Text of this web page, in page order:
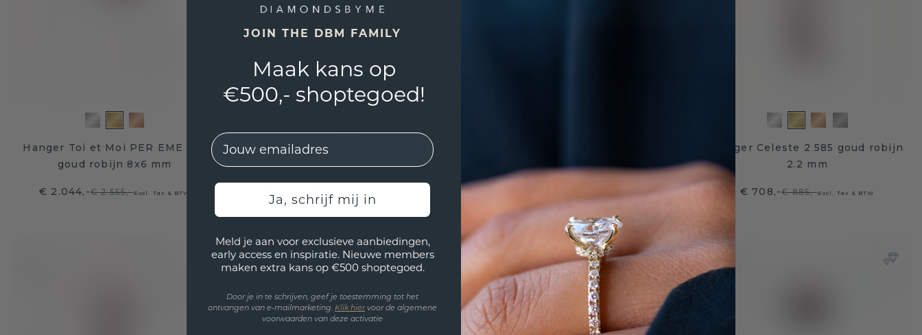
Hanger Toi et Moi PER EME 585
goud robijn 8x6 mm
€ 2.044,-€ 2.555,-Excl. Tax & BTW
Hanger Toi et Moi PER PER 585
goud robijn 8x6 mm
2.5 mm
Hanger Celeste 2 585 goud robijn
2.2 mm
€ 708,-€ 885,-Excl. Tax & BTW
Levenslange garantie
JOIN THE DBM FAMILY
Maak kans op
€500,- shoptegoed!
EMail
Ja, schrijf mij in
Meld je aan voor exclusieve aanbiedingen,
early access en inspiratie. Nieuwe members
maken extra kans op €500 shoptegoed.
Door je in te schrijven, geef je toestemming tot het
ontvangen van e-mailmarketing. Klik hiervoor de algemene
voorwaarden van deze activatie